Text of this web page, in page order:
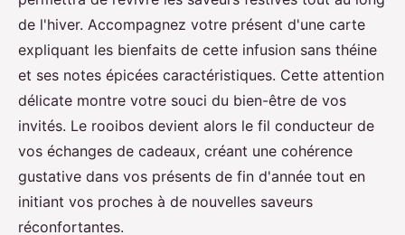
de l'hiver. Accompagnez votre présent d'une carte
expliquant les bienfaits de cette infusion sans théine
et ses notes épicées caractéristiques. Cette attention
délicate montre votre souci du bien-être de vos
invités. Le rooibos devient alors le fil conducteur de
vos échanges de cadeaux, créant une cohérence
gustative dans vos présents de fin d'année tout en
initiant vos proches à de nouvelles saveurs
réconfortantes.